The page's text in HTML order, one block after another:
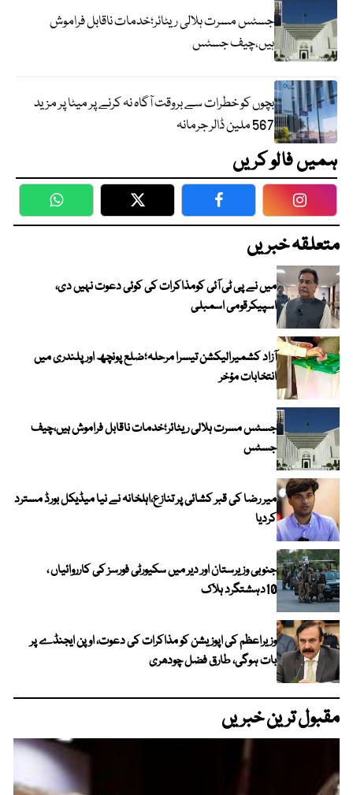
جسٹس مسرت ہلالی ریٹائر؛خدمات ناقابل فراموش
ہیں،چیف جسٹس
بچوں کو خطرات سے بروقت آگاہ نہ کرنے پر میٹا پر مزید
567 ملین ڈالر جرمانہ
ہمیں فالو کریں
WhatsApp Twitter Facebook
متعلقہ خبریں
میں نے پی ٹی آئی کومذاکرات کی کوئی دعوت نہیں دی،
اسپیکرقومی اسمبلی
آزاد کشمیرالیکشن تیسرا مرحلہ؛ضلع پونچھ اور پلندری میں
انتخابات مؤخر
جسٹس مسرت ہلالی ریٹائر؛خدمات ناقابل فراموش ہیں،چیف
جسٹس
میر رضا کی قبر کشائی پر تنازع،اہلخانہ نے نیا میڈیکل بورڈ مسترد
کردیا
جنوبی وزیرستان اور دیر میں سکیورٹی فورسز کی کارروائیاں ،
10دہشتگرد ہلاک
وزیراعظم کی اپوزیشن کو مذاکرات کی دعوت، اوپن ایجنڈے پر
بات ہوگی، طارق فضل چودھری
مقبول ترین خبریں